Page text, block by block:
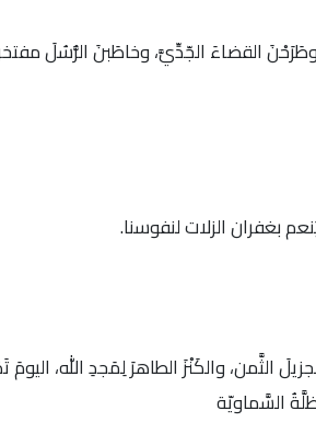
وطَرَحْنَ القضاءَ الجّدِّيَّ، وخاطَبنَ الرُّسُلَ
بغفران الزلات لنفوسنا.
الثَّمن، والكَنْزَ الطاهرَ لِمَجدِ الله،
السَّماويّة